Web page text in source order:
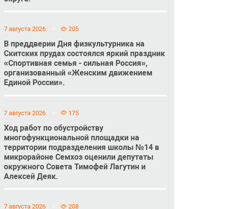
7 августа 2026 205
В преддверии Дня физкультурника на
Скитских прудах состоялся яркий праздник
«Спортивная семья - сильная Россия»,
организованный «Женским движением
Единой России».
7 августа 2026 175
Ход работ по обустройству
многофункциональной площадки на
территории подразделения школы №14 в
микрорайоне Семхоз оценили депутаты
окружного Совета Тимофей Лагутин и
Алексей Деяк.
7 августа 2026 208